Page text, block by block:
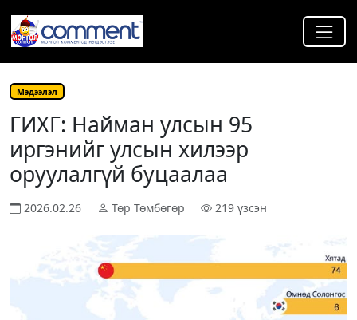
Мэдээлэл
ГИХГ: Найман улсын 95
иргэнийг улсын хилээр
оруулалгүй буцаалаа
2026.02.26 Төр Төмбөгөр 219 үзсэн